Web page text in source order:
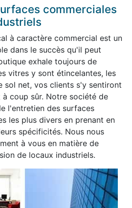
commerciales
à caractère commercial est un
dans le succès qu'il peut
exhale toujours de
vitres y sont étincelantes, les
sol net, vos clients s'y sentiront
coup sûr. Notre société de
l'entretien des surfaces
les plus divers en prenant en
spécificités. Nous nous
à vous en matière de
de locaux industriels.